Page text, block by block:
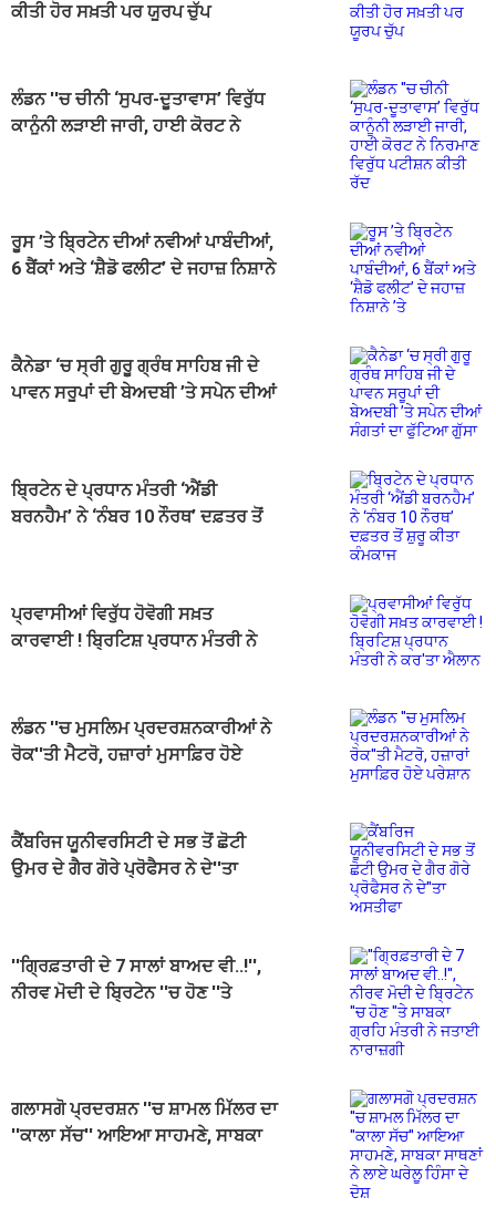
ਕੀਤੀ ਹੋਰ ਸਖ਼ਤੀ ਪਰ ਯੂਰਪ ਚੁੱਪ
ਲੰਡਨ ''ਚ ਚੀਨੀ ‘ਸੁਪਰ-ਦੂਤਾਵਾਸ’ ਵਿਰੁੱਧ
ਕਾਨੂੰਨੀ ਲੜਾਈ ਜਾਰੀ, ਹਾਈ ਕੋਰਟ ਨੇ
ਰੂਸ ’ਤੇ ਬ੍ਰਿਟੇਨ ਦੀਆਂ ਨਵੀਆਂ ਪਾਬੰਦੀਆਂ,
6 ਬੈਂਕਾਂ ਅਤੇ ‘ਸ਼ੈਡੋ ਫਲੀਟ’ ਦੇ ਜਹਾਜ਼ ਨਿਸ਼ਾਨੇ
ਕੈਨੇਡਾ ‘ਚ ਸ੍ਰੀ ਗੁਰੂ ਗ੍ਰੰਥ ਸਾਹਿਬ ਜੀ ਦੇ
ਪਾਵਨ ਸਰੂਪਾਂ ਦੀ ਬੇਅਦਬੀ ’ਤੇ ਸਪੇਨ ਦੀਆਂ
ਬ੍ਰਿਟੇਨ ਦੇ ਪ੍ਰਧਾਨ ਮੰਤਰੀ ‘ਐਂਡੀ
ਬਰਨਹੈਮ’ ਨੇ ‘ਨੰਬਰ 10 ਨੌਰਥ’ ਦਫ਼ਤਰ ਤੋਂ
ਪ੍ਰਵਾਸੀਆਂ ਵਿਰੁੱਧ ਹੋਵੋਗੀ ਸਖ਼ਤ
ਕਾਰਵਾਈ ! ਬ੍ਰਿਟਿਸ਼ ਪ੍ਰਧਾਨ ਮੰਤਰੀ ਨੇ
ਲੰਡਨ ''ਚ ਮੁਸਲਿਮ ਪ੍ਰਦਰਸ਼ਨਕਾਰੀਆਂ ਨੇ
ਰੋਕ''ਤੀ ਮੈਟਰੋ, ਹਜ਼ਾਰਾਂ ਮੁਸਾਫ਼ਿਰ ਹੋਏ
ਕੈਂਬਰਿਜ ਯੂਨੀਵਰਸਿਟੀ ਦੇ ਸਭ ਤੋਂ ਛੋਟੀ
ਉਮਰ ਦੇ ਗੈਰ ਗੋਰੇ ਪ੍ਰੋਫੈਸਰ ਨੇ ਦੇ''ਤਾ
''ਗ੍ਰਿਫ਼ਤਾਰੀ ਦੇ 7 ਸਾਲਾਂ ਬਾਅਦ ਵੀ..!'',
ਨੀਰਵ ਮੋਦੀ ਦੇ ਬ੍ਰਿਟੇਨ ''ਚ ਹੋਣ ''ਤੇ
ਗਲਾਸਗੋ ਪ੍ਰਦਰਸ਼ਨ ''ਚ ਸ਼ਾਮਲ ਮਿੱਲਰ ਦਾ
''ਕਾਲਾ ਸੱਚ'' ਆਇਆ ਸਾਹਮਣੇ, ਸਾਬਕਾ